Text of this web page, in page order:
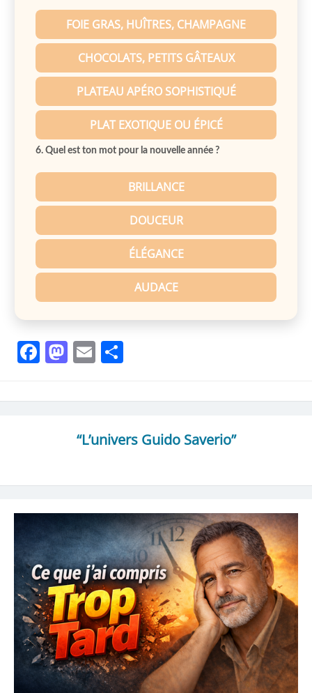
FOIE GRAS, HUÎTRES, CHAMPAGNE
CHOCOLATS, PETITS GÂTEAUX
PLATEAU APÉRO SOPHISTIQUÉ
PLAT EXOTIQUE OU ÉPICÉ
6. Quel est ton mot pour la nouvelle année ?
BRILLANCE
DOUCEUR
ÉLÉGANCE
AUDACE
Facebook
Mastodon
Email
“L’univers Guido Saverio”